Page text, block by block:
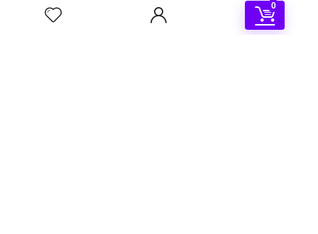
0
Meilleures ventes